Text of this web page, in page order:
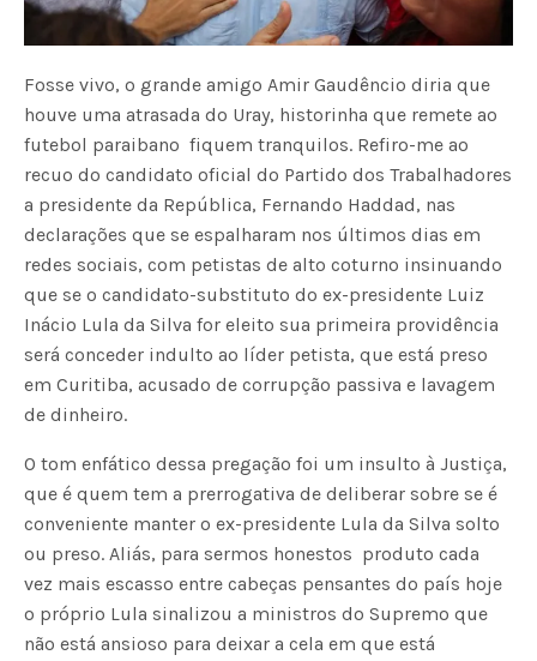
Fosse vivo, o grande amigo Amir Gaudêncio diria que
houve uma atrasada do Uray, historinha que remete ao
futebol paraibano  fiquem tranquilos. Refiro-me ao
recuo do candidato oficial do Partido dos Trabalhadores
a presidente da República, Fernando Haddad, nas
declarações que se espalharam nos últimos dias em
redes sociais, com petistas de alto coturno insinuando
que se o candidato-substituto do ex-presidente Luiz
Inácio Lula da Silva for eleito sua primeira providência
será conceder indulto ao líder petista, que está preso
em Curitiba, acusado de corrupção passiva e lavagem
de dinheiro.
O tom enfático dessa pregação foi um insulto à Justiça,
que é quem tem a prerrogativa de deliberar sobre se é
conveniente manter o ex-presidente Lula da Silva solto
ou preso. Aliás, para sermos honestos  produto cada
vez mais escasso entre cabeças pensantes do país hoje 
o próprio Lula sinalizou a ministros do Supremo que
não está ansioso para deixar a cela em que está